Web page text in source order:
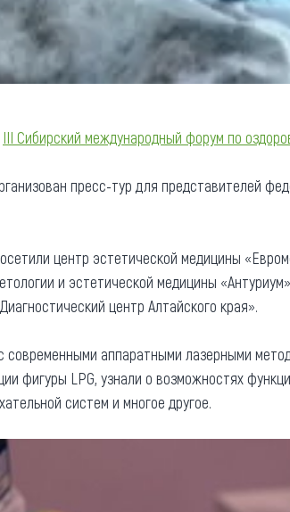
III Сибирский международный форум по
пресс-тур для представителей
центр эстетической медицины
и эстетической медицины
центр Алтайского края».
аппаратными лазерными
фигуры LPG, узнали о возможностях
систем и многое другое.